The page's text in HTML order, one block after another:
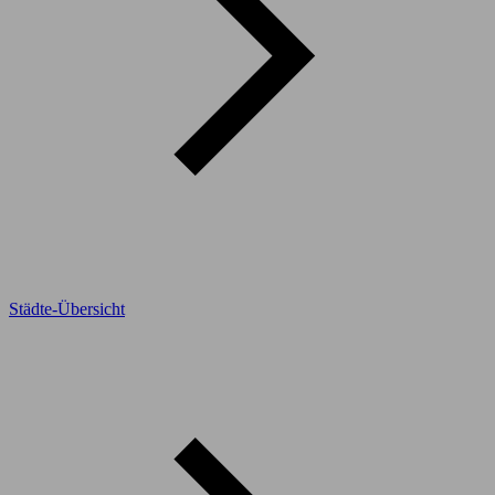
Städte-Übersicht